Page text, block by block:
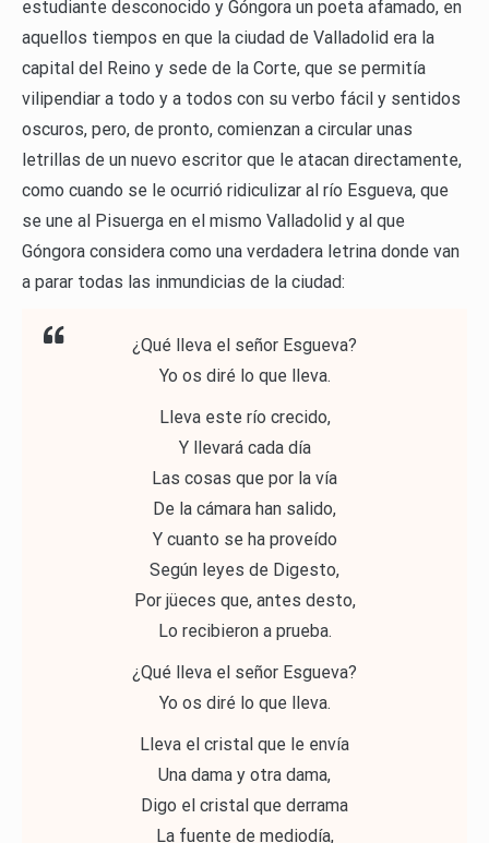
estudiante desconocido y Góngora un poeta afamado, en
aquellos tiempos en que la ciudad de Valladolid era la
capital del Reino y sede de la Corte, que se permitía
vilipendiar a todo y a todos con su verbo fácil y sentidos
oscuros, pero, de pronto, comienzan a circular unas
letrillas de un nuevo escritor que le atacan directamente,
como cuando se le ocurrió ridiculizar al río Esgueva, que
se une al Pisuerga en el mismo Valladolid y al que
Góngora considera como una verdadera letrina donde van
a parar todas las inmundicias de la ciudad:
¿Qué lleva el señor Esgueva?
Yo os diré lo que lleva.
Lleva este río crecido,
Y llevará cada día
Las cosas que por la vía
De la cámara han salido,
Y cuanto se ha proveído
Según leyes de Digesto,
Por jüeces que, antes desto,
Lo recibieron a prueba.
¿Qué lleva el señor Esgueva?
Yo os diré lo que lleva.
Lleva el cristal que le envía
Una dama y otra dama,
Digo el cristal que derrama
La fuente de mediodía,